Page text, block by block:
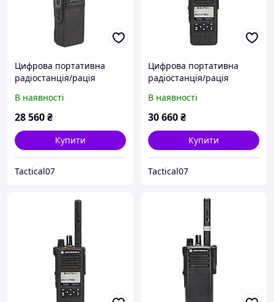
Цифрова портативна
радіостанція/рація
W, NKP, AES-256
(MDH56RDS9RA1AN)
В наявності
28 560₴
Купити
Tactical07
Цифрова портативна
радіостанція/рація
W, LKP, AES-256
(MDH56RDQ9VA1AN)
В наявності
30 660₴
Купити
Tactical07